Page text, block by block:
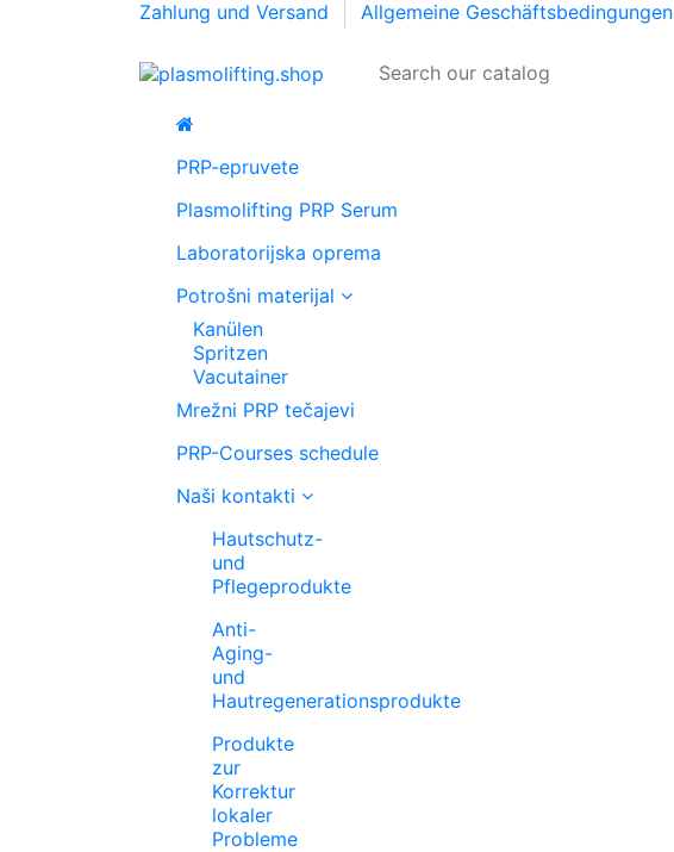
Zahlung und Versand Allgemeine Geschäftsbedingungen
PRP-epruvete
Plasmolifting PRP Serum
Laboratorijska oprema
Potrošni materijal
Kanülen
Spritzen
Vacutainer
Mrežni PRP tečajevi
PRP-Courses schedule
Naši kontakti
Hautschutz-
und
Pflegeprodukte
Anti-
Aging-
und
Hautregenerationsprodukte
Produkte
zur
Korrektur
lokaler
Probleme